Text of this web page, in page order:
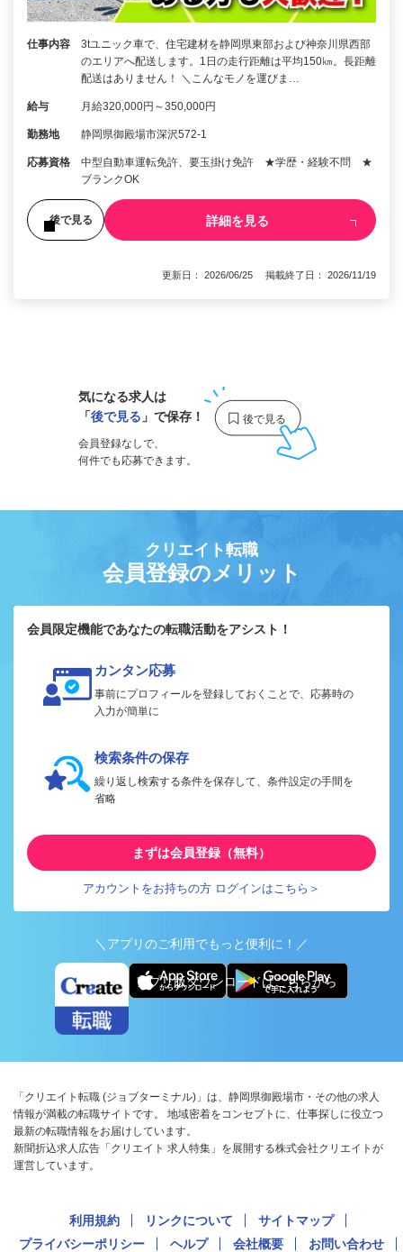
仕事内容
3tユニック車で、住宅建材を静岡県東部および神奈川県西部
のエリアへ配送します。1日の走行距離は平均150㎞。長距離
配送はありません！ ＼こんなモノを運びま…
給与 月給320,000円～350,000円
勤務地 静岡県御殿場市深沢572-1
応募資格
中型自動車運転免許、要玉掛け免許 ★学歴・経験不問 ★
ブランクOK
後で見る 詳細を見る
更新日： 2026/06/25 掲載終了日： 2026/11/19
気になる求人は
「後で見る 」で保存！
会員登録なしで、
何件でも応募できます。
クリエイト転職
会員登録のメリット
会員限定機能であなたの転職活動をアシスト！
カンタン応募
事前にプロフィールを登録しておくことで、応募時の
入力が簡単に
検索条件の保存
繰り返し検索する条件を保存して、条件設定の手間を
省略
まずは会員登録（無料）
アカウントをお持ちの方 ログインはこちら＞
＼アプリのご利用でもっと便利に！／
アプリ版ダウンロードはこちらから
「クリエイト転職 (ジョブターミナル)」は、静岡県御殿場市・その他の求人
情報が満載の転職サイトです。 地域密着をコンセプトに、仕事探しに役立つ
最新の転職情報をお届けしています。
新聞折込求人広告「クリエイト 求人特集」を展開する株式会社クリエイトが
運営しています。
利用規約 リンクについて
サイトマップ
プライバシーポリシー
ヘルプ 会社概要 お問い合わせ